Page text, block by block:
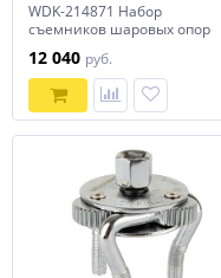
WDK-214871 Набор
съемников шаровых опор
12 040 руб.